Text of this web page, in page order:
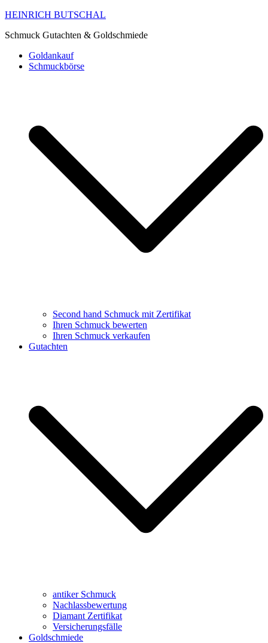
HEINRICH BUTSCHAL
Schmuck Gutachten & Goldschmiede
Goldankauf
Schmuckbörse
Second hand Schmuck mit Zertifikat
Ihren Schmuck bewerten
Ihren Schmuck verkaufen
Gutachten
antiker Schmuck
Nachlassbewertung
Diamant Zertifikat
Versicherungsfälle
Goldschmiede